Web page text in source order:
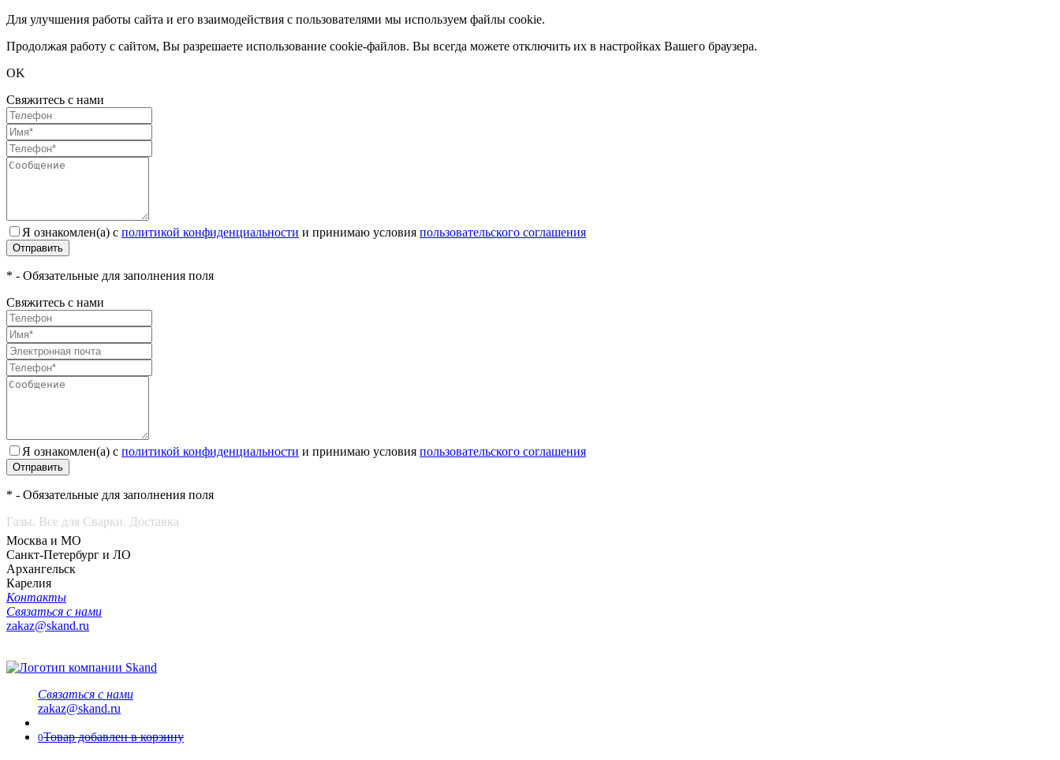
Для улучшения работы сайта и его взаимодействия с пользователями мы используем файлы cookie.
Продолжая работу с сайтом, Вы разрешаете использование cookie-файлов. Вы всегда можете отключить их в настройках Вашего браузера.
OK
Свяжитесь с нами
Я ознакомлен(а) с политикой конфиденциальности и принимаю условия пользовательского соглашения
Отправить
* - Обязательные для заполнения поля
Свяжитесь с нами
Я ознакомлен(а) с политикой конфиденциальности и принимаю условия пользовательского соглашения
Отправить
* - Обязательные для заполнения поля
Газы. Все для Сварки. Доставка
Москва и МО
Санкт-Петербург и ЛО
Архангельск
Карелия
Контакты
Связаться с нами
zakaz@skand.ru
Связаться с нами
zakaz@skand.ru
0Товар добавлен в корзину